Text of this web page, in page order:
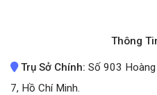
Thông
Trụ Sở Chính: Số 903 Hoàng
7, Hồ Chí Minh.